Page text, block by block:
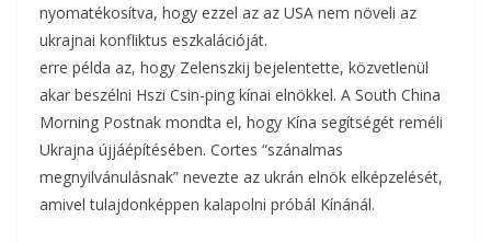
nyomatékosítva, hogy ezzel az az USA nem növeli az
ukrajnai konfliktus eszkalációját.
erre példa az, hogy Zelenszkij bejelentette, közvetlenül
akar beszélni Hszi Csin-ping kínai elnökkel. A South China
Morning Postnak mondta el, hogy Kína segítségét reméli
Ukrajna újjáépítésében. Cortes “szánalmas
megnyilvánulásnak” nevezte az ukrán elnök elképzelését,
amivel tulajdonképpen kalapolni próbál Kínánál.